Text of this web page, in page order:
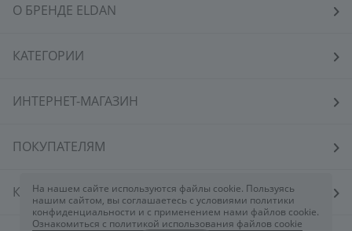
На нашем сайте используются файлы cookie. Пользуясь
нашим сайтом, вы соглашаетесь с условиями политики
конфиденциальности и с применением нами файлов cookie.
Ознакомиться с политикой использования файлов cookie
О БРЕНДЕ ELDAN
КАТЕГОРИИ
ИНТЕРНЕТ-МАГАЗИН
ПОКУПАТЕЛЯМ
КОСМЕТОЛОГАМ